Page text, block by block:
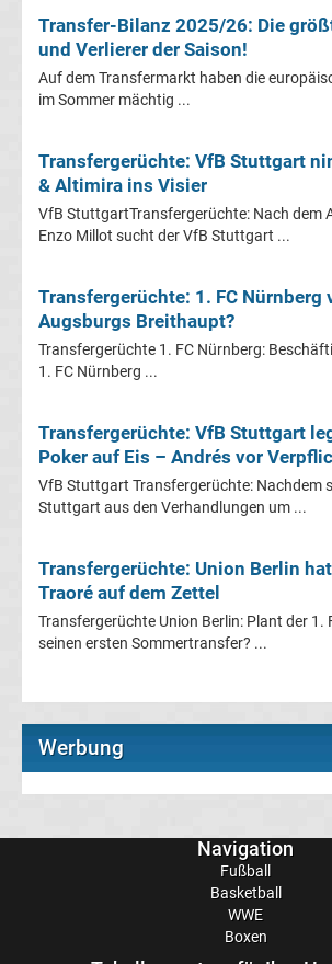
Ergebnisse
3.
Ergebnisse
Liga
Tabelle
Pokal
Transfer-Bilanz 2025/26: Die
und Verlierer der Saison!
Auf dem Transfermarkt haben die
im Sommer mächtig ...
Transfergerüchte: VfB Stuttgart
& Altimira ins Visier
VfB StuttgartTransfergerüchte: Nach dem
Enzo Millot sucht der VfB Stuttgart ...
Transfergerüchte: 1. FC Nürnberg
Augsburgs Breithaupt?
Transfergerüchte 1. FC Nürnberg:
1. FC Nürnberg ...
Transfergerüchte: VfB Stuttgart
Poker auf Eis – Andrés vor
VfB Stuttgart Transfergerüchte: Nachdem
Stuttgart aus den Verhandlungen um ...
Transfergerüchte: Union Berlin
Traoré auf dem Zettel
Transfergerüchte Union Berlin: Plant der 1.
seinen ersten Sommertransfer? ...
Werbung
Navigation
Fußball
Basketball
WWE
Boxen